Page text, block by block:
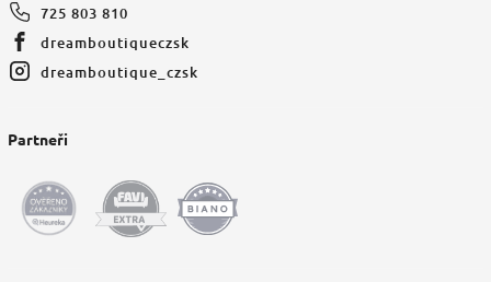
725 803 810
dreamboutiqueczsk
dreamboutique_czsk
Partneři